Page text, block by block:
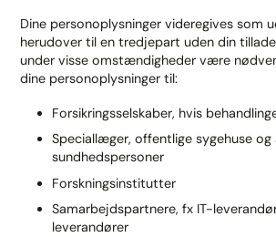
Dine personoplysninger videregives som
herudover til en tredjepart uden din
under visse omstændigheder være
dine personoplysninger til:
Forsikringsselskaber, hvis
Speciallæger, offentlige sygehuse og
sundhedspersoner
Forskningsinstitutter
Samarbejdspartnere, fx IT-
leverandører